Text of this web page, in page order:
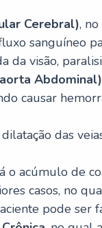
Cerebral),
sanguíneo
da visão,
Abdominal)
causar
das
o acúmulo de
casos, no
pode ser